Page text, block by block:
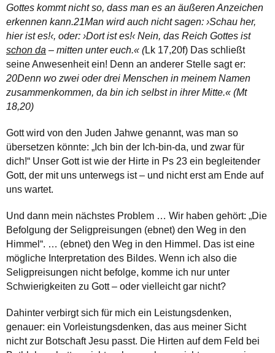
Gottes kommt nicht so, dass man es an äußeren Anzeichen
erkennen kann.21Man wird auch nicht sagen: ›Schau her,
hier ist es!‹, oder: ›Dort ist es!‹ Nein, das Reich Gottes ist
schon da – mitten unter euch.« (Lk 17,20f) Das schließt
seine Anwesenheit ein! Denn an anderer Stelle sagt er:
20Denn wo zwei oder drei Menschen in meinem Namen
zusammenkommen, da bin ich selbst in ihrer Mitte.« (Mt
18,20)
Gott wird von den Juden Jahwe genannt, was man so
übersetzen könnte: „Ich bin der Ich-bin-da, und zwar für
dich!“ Unser Gott ist wie der Hirte in Ps 23 ein begleitender
Gott, der mit uns unterwegs ist – und nicht erst am Ende auf
uns wartet.
Und dann mein nächstes Problem … Wir haben gehört: „Die
Befolgung der Seligpreisungen (ebnet) den Weg in den
Himmel“. … (ebnet) den Weg in den Himmel. Das ist eine
mögliche Interpretation des Bildes. Wenn ich also die
Seligpreisungen nicht befolge, komme ich nur unter
Schwierigkeiten zu Gott – oder vielleicht gar nicht?
Dahinter verbirgt sich für mich ein Leistungsdenken,
genauer: ein Vorleistungsdenken, das aus meiner Sicht
nicht zur Botschaft Jesu passt. Die Hirten auf dem Feld bei